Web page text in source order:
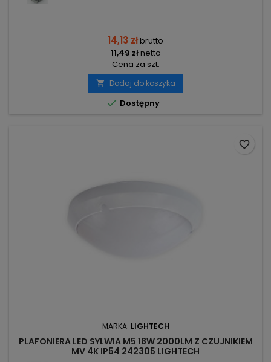
14,13 złbrutto
11,49 złnetto
Cena za szt.
 Dodaj do koszyka
 Dostępny
MARKA: LIGHTECH
PLAFONIERA LED SYLWIA M5 18W 2000LM Z CZUJNIKIEM
MV 4K IP54 242305 LIGHTECH
favorite_border